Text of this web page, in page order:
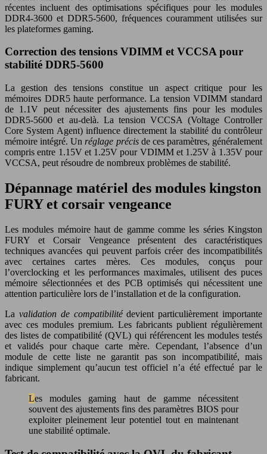
récentes incluent des optimisations spécifiques pour les modules
DDR4-3600 et DDR5-5600, fréquences couramment utilisées sur
les plateformes gaming.
Correction des tensions VDIMM et VCCSA pour
stabilité DDR5-5600
La gestion des tensions constitue un aspect critique pour les
mémoires DDR5 haute performance. La tension VDIMM standard
de 1.1V peut nécessiter des ajustements fins pour les modules
DDR5-5600 et au-delà. La tension VCCSA (Voltage Controller
Core System Agent) influence directement la stabilité du contrôleur
mémoire intégré. Un réglage précis de ces paramètres, généralement
compris entre 1.15V et 1.25V pour VDIMM et 1.25V à 1.35V pour
VCCSA, peut résoudre de nombreux problèmes de stabilité.
Dépannage matériel des modules kingston
FURY et corsair vengeance
Les modules mémoire haut de gamme comme les séries Kingston
FURY et Corsair Vengeance présentent des caractéristiques
techniques avancées qui peuvent parfois créer des incompatibilités
avec certaines cartes mères. Ces modules, conçus pour
l’overclocking et les performances maximales, utilisent des puces
mémoire sélectionnées et des PCB optimisés qui nécessitent une
attention particulière lors de l’installation et de la configuration.
La validation de compatibilitédevient particulièrement importante
avec ces modules premium. Les fabricants publient régulièrement
des listes de compatibilité (QVL) qui référencent les modules testés
et validés pour chaque carte mère. Cependant, l’absence d’un
module de cette liste ne garantit pas son incompatibilité, mais
indique simplement qu’aucun test officiel n’a été effectué par le
fabricant.
Les modules gaming haut de gamme nécessitent
souvent des ajustements fins des paramètres BIOS pour
exploiter pleinement leur potentiel tout en maintenant
une stabilité optimale.